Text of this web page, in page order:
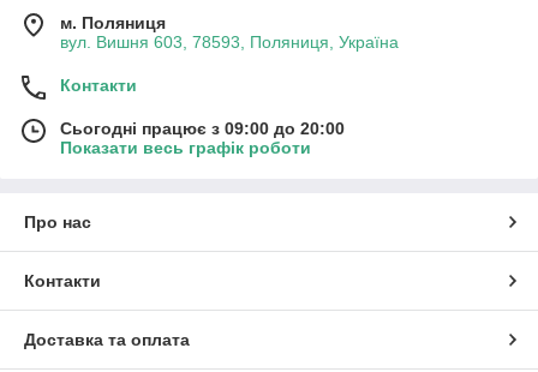
м. Поляниця
вул. Вишня 603, 78593, Поляниця, Україна
Контакти
Сьогодні працює з 09:00 до 20:00
Показати весь графік роботи
Про нас
Контакти
Доставка та оплата